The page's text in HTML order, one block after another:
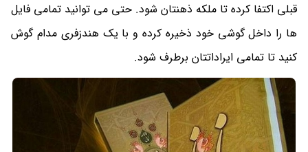
قبلی اکتفا کرده تا ملکه ذهنتان شود. حتی می توانید تمامی فایل
ها را داخل گوشی خود ذخیره کرده و با یک هندزفری مدام گوش
کنید تا تمامی ایراداتتان برطرف شود.